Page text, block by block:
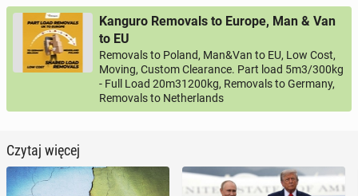
Kanguro Removals to Europe, Man & Van
to EU
Removals to Poland, Man&Van to EU, Low Cost,
Moving, Custom Clearance. Part load 5m3/300kg
- Full Load 20m31200kg, Removals to Germany,
Removals to Netherlands
Czytaj więcej